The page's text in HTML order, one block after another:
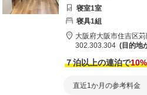
寝室1室
寝具1組
大阪府大阪市住吉区
302.303.304
目的地
７泊以上の連泊で10
直近1か月の参考料金